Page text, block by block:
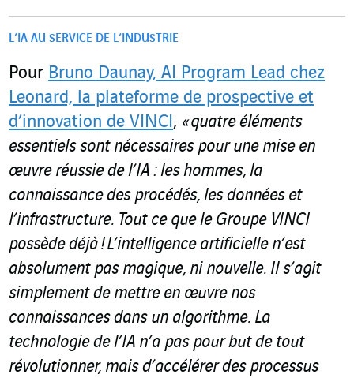
L’IA AU SERVICE DE L’INDUSTRIE
Pour Bruno Daunay, AI Program Lead chez
Leonard, la plateforme de prospective et
d’innovation de VINCI, « quatre éléments
essentiels sont nécessaires pour une mise en
œuvre réussie de l’IA : les hommes, la
connaissance des procédés, les données et
l’infrastructure. Tout ce que le Groupe VINCI
possède déjà!L’intelligence artificielle n’est
absolument pas magique, ni nouvelle. Il s’agit
simplement de mettre en œuvre nos
connaissances dans un algorithme. La
technologie de l’IA n’a pas pour but de tout
révolutionner, mais d’accélérer des processus